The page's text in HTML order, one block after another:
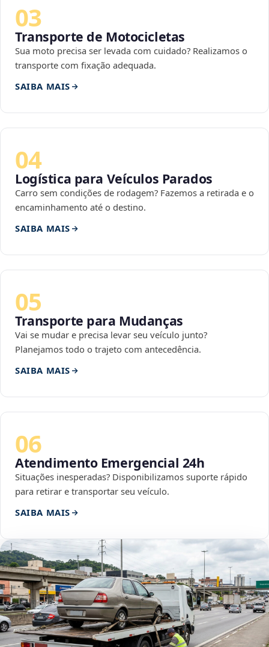
03
Transporte de Motocicletas
Sua moto precisa ser levada com cuidado? Realizamos o
transporte com fixação adequada.
SAIBA MAIS
04
Logística para Veículos Parados
Carro sem condições de rodagem? Fazemos a retirada e o
encaminhamento até o destino.
SAIBA MAIS
05
Transporte para Mudanças
Vai se mudar e precisa levar seu veículo junto?
Planejamos todo o trajeto com antecedência.
SAIBA MAIS
06
Atendimento Emergencial 24h
Situações inesperadas? Disponibilizamos suporte rápido
para retirar e transportar seu veículo.
SAIBA MAIS